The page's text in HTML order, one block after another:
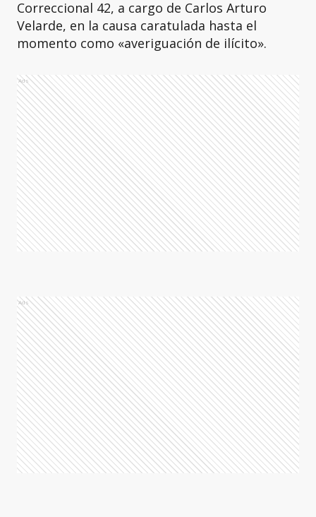
Correccional 42, a cargo de Carlos Arturo
Velarde, en la causa caratulada hasta el
momento como «averiguación de ilícito».
Ads
Ads